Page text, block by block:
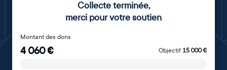
Collecte terminée,
merci pour votre soutien
Montant des dons
4 060€ Objectif 15 000€